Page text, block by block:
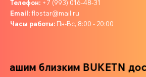
Телефон: +7 (993) 016-48-31
Email:flostar@mail.ru
Часы работы: Пн-Вс, 8:00 - 20:00
близкимBUKETN